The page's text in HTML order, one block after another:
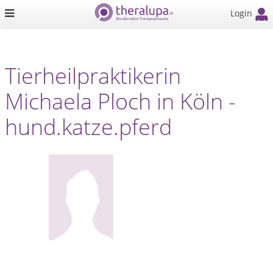
Login
Tierheilpraktikerin
Michaela Ploch in Köln -
hund.katze.pferd